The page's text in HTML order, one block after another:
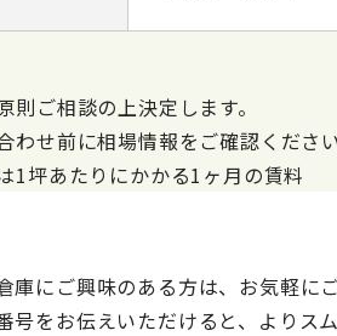
則ご相談の上決定します。
わせ前に相場情報をご確認くださ
1坪あたりにかかる1ヶ月の賃料
庫にご興味のある方は、お気軽に
号をお伝えいただけると、よりス